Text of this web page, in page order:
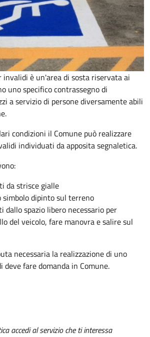
invalidi è un'area di sosta riservata ai
uno specifico contrassegno di
a servizio di persone diversamente abili
condizioni il Comune può realizzare
individuati da apposita segnaletica.
da strisce gialle
simbolo dipinto sul terreno
dallo spazio libero necessario per
del veicolo, fare manovra e salire sul
necessaria la realizzazione di uno
deve fare domanda in Comune.
accedi al servizio che ti interessa